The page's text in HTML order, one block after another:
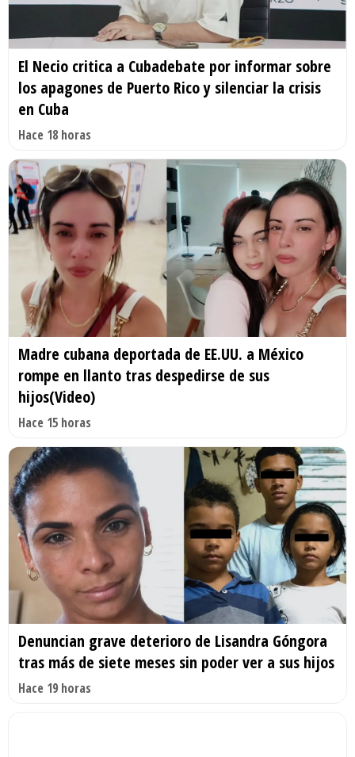
El Necio critica a Cubadebate por informar sobre
los apagones de Puerto Rico y silenciar la crisis
en Cuba
Hace 18 horas
Madre cubana deportada de EE.UU. a México
rompe en llanto tras despedirse de sus
hijos(Video)
Hace 15 horas
Denuncian grave deterioro de Lisandra Góngora
tras más de siete meses sin poder ver a sus hijos
Hace 19 horas